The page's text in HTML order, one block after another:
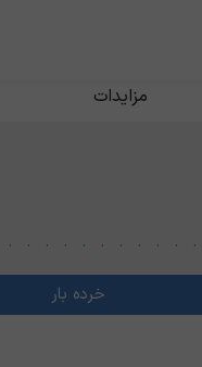
مزایدات
خرده بار